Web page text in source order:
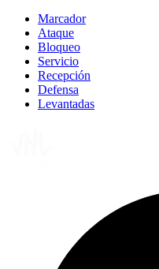
Marcador
Ataque
Bloqueo
Servicio
Recepción
Defensa
Levantadas